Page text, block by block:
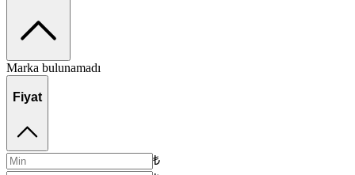
Marka bulunamadı
Fiyat
₺